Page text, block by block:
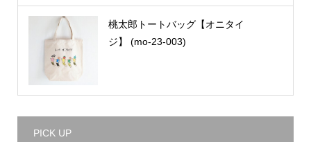
桃太郎トートバッグ【オニタイ
ジ】 (mo-23-003)
PICK UP